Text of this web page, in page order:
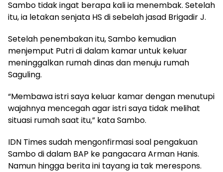
Sambo tidak ingat berapa kali ia menembak. Setelah
itu, ia letakan senjata HS di sebelah jasad Brigadir J.
Setelah penembakan itu, Sambo kemudian
menjemput Putri di dalam kamar untuk keluar
meninggalkan rumah dinas dan menuju rumah
Saguling.
“Membawa istri saya keluar kamar dengan menutupi
wajahnya mencegah agar istri saya tidak melihat
situasi rumah saat itu,” kata Sambo.
IDN Times sudah mengonfirmasi soal pengakuan
Sambo di dalam BAP ke pangacara Arman Hanis.
Namun hingga berita ini tayang ia tak merespons.